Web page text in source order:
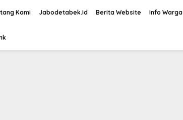
Kami Jabodetabek.Id Berita Website Info Warga